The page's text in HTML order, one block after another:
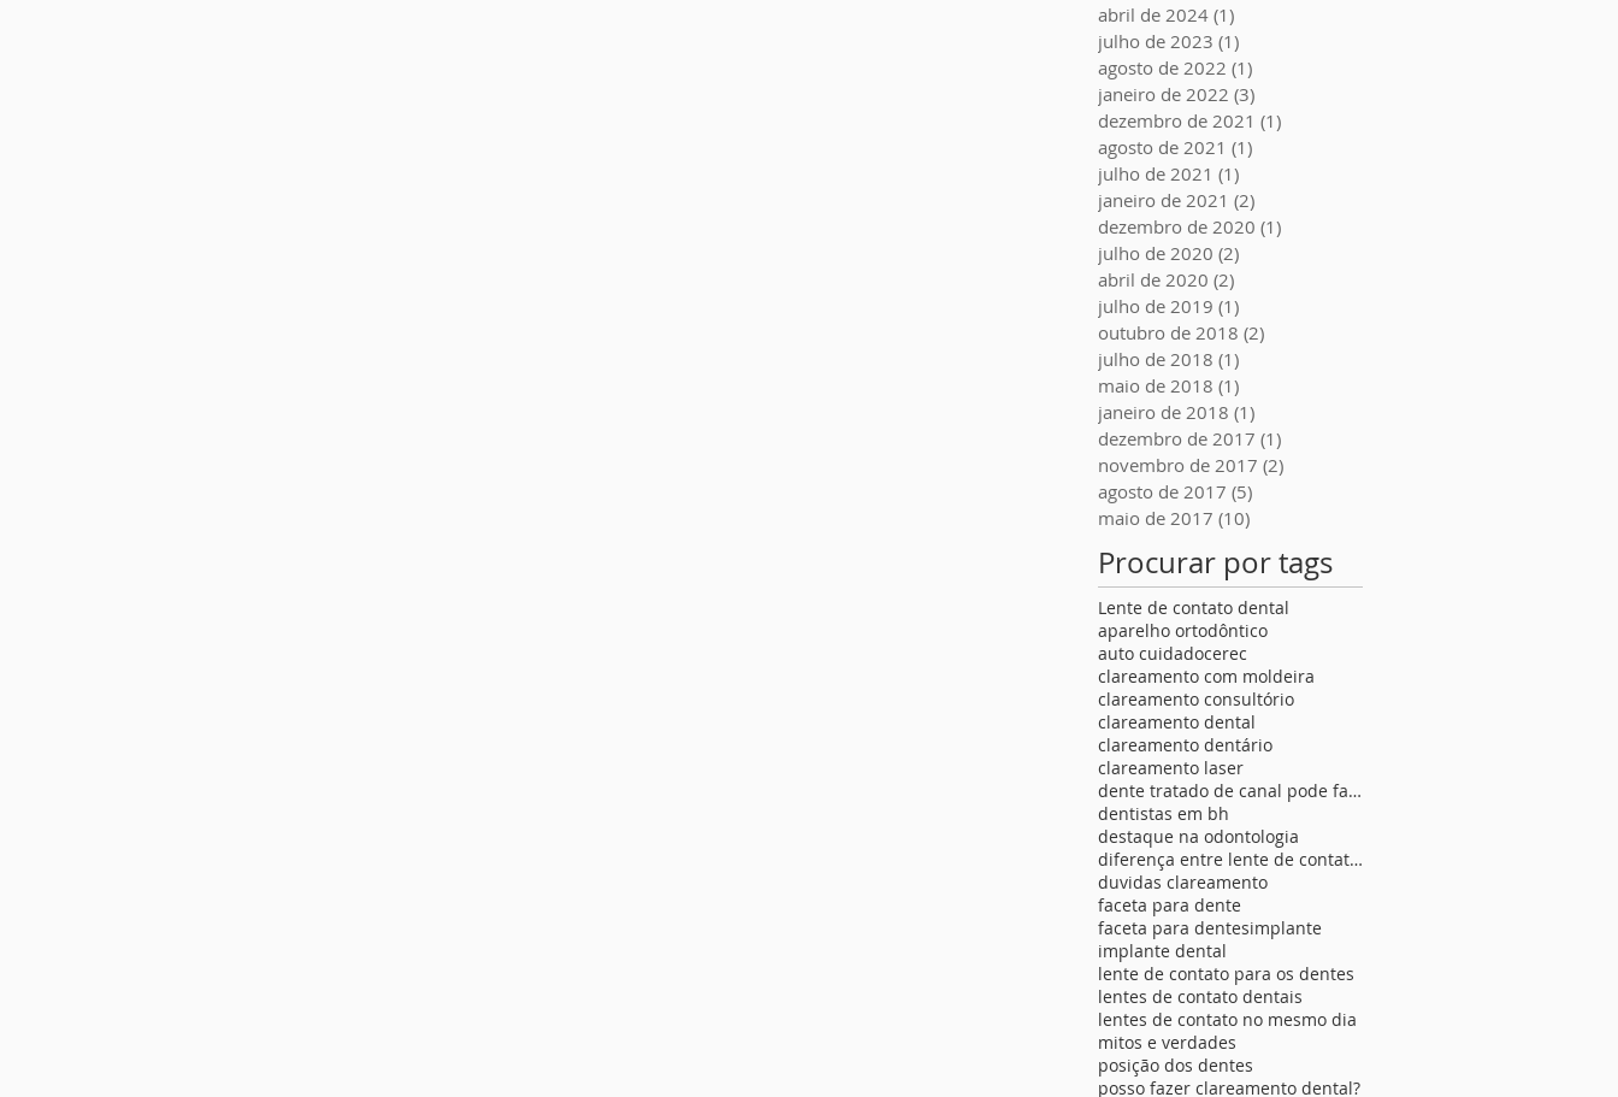
abril de 2024 (1)
julho de 2023 (1)
agosto de 2022 (1)
janeiro de 2022 (3)
dezembro de 2021 (1)
agosto de 2021 (1)
julho de 2021 (1)
janeiro de 2021 (2)
dezembro de 2020 (1)
julho de 2020 (2)
abril de 2020 (2)
julho de 2019 (1)
outubro de 2018 (2)
julho de 2018 (1)
maio de 2018 (1)
janeiro de 2018 (1)
dezembro de 2017 (1)
novembro de 2017 (2)
agosto de 2017 (5)
maio de 2017 (10)
Procurar por tags
Lente de contato dental
aparelho ortodôntico
auto cuidadocerec
clareamento com moldeira
clareamento consultório
clareamento dental
clareamento dentário
clareamento laser
dente tratado de canal pode fazer lente de contato
dentistas em bh
destaque na odontologia
diferença entre lente de contato para os dentes
duvidas clareamento
faceta para dente
faceta para dentesimplante
implante dental
lente de contato para os dentes
lentes de contato dentais
lentes de contato no mesmo dia
mitos e verdades
posição dos dentes
posso fazer clareamento dental?